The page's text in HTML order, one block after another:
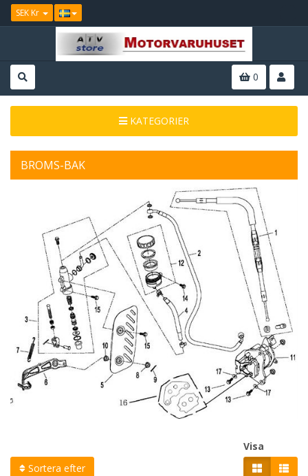
SEK Kr
0
KATEGORIER
BROMS-BAK
Sortera efter
Visa